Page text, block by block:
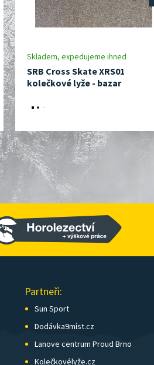
Skladem, expedujeme ihned
SRB Cross Skate XRS01
kolečkové lyže - bazar
Partneři:
Sun Sport
Dodávka9míst.cz
Lanove centrum Proud Brno
Kolečkovélyže.cz